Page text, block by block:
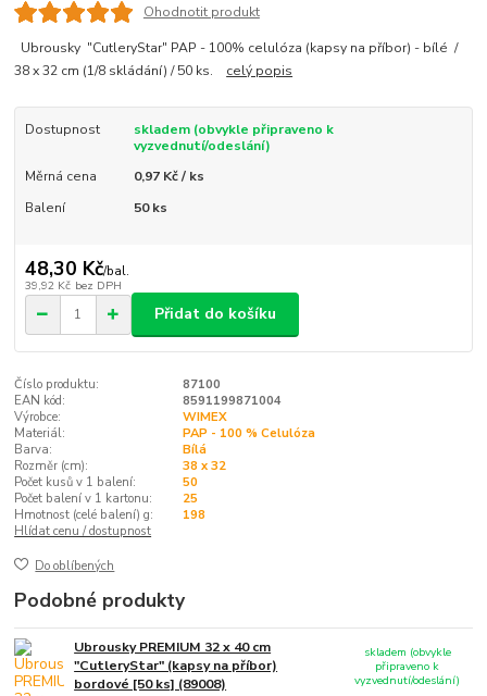
Ohodnotit produkt
Ubrousky "CutleryStar" PAP - 100% celulóza (kapsy na příbor) - bílé /
38 x 32 cm (1/8 skládání) / 50 ks. celý popis
Dostupnost
skladem (obvykle připraveno k
vyzvednutí/odeslání)
Měrná cena
0,97 Kč / ks
Balení
50 ks
48,30 Kč/bal.
39,92 Kč bez DPH
Přidat do košíku
Číslo produktu:
87100
EAN kód:
8591199871004
Výrobce:
WIMEX
Materiál:
PAP - 100 % Celulóza
Barva:
Bílá
Rozměr (cm):
38 x 32
Počet kusů v 1 balení:
50
Počet balení v 1 kartonu:
25
Hmotnost (celé balení) g:
198
Hlídat cenu / dostupnost
Do oblíbených
Podobné produkty
Ubrousky PREMIUM 32 x 40 cm
"CutleryStar" (kapsy na příbor)
bordové [50 ks] (89008)
skladem (obvykle
připraveno k
vyzvednutí/odeslání)